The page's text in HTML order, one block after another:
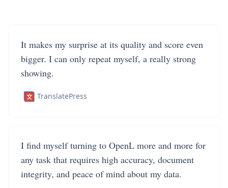
It makes my surprise at its quality and score even
bigger. I can only repeat myself, a really strong
showing.
TranslatePress
I find myself turning to OpenL more and more for
any task that requires high accuracy, document
integrity, and peace of mind about my data.